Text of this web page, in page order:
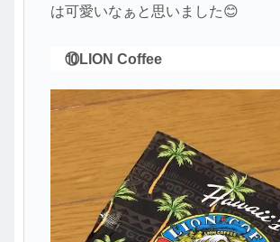
は可愛いなぁと思いました😊
⑩LION Coffee